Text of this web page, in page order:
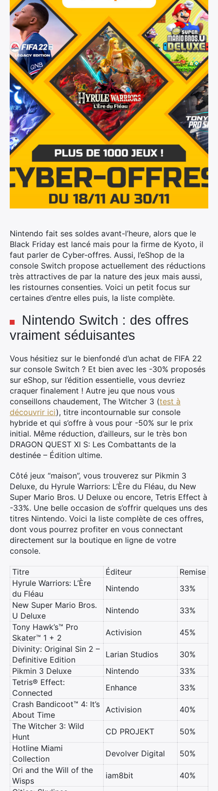
Nintendo fait ses soldes avant-l’heure, alors que le
Black Friday est lancé mais pour la firme de Kyoto, il
faut parler de Cyber-offres. Aussi, l’eShop de la
console Switch propose actuellement des réductions
très attractives de par la nature des jeux mais aussi,
les ristournes consenties. Voici un petit focus sur
certaines d’entre elles puis, la liste complète.
Nintendo Switch : des offres
vraiment séduisantes
Vous hésitiez sur le bienfondé d’un achat de FIFA 22
sur console Switch ? Et bien avec les -30% proposés
sur eShop, sur l’édition essentielle, vous devriez
craquer finalement ! Autre jeu que nous vous
conseillons chaudement, The Witcher 3 (test à
découvrir ici), titre incontournable sur console
hybride et qui s’offre à vous pour -50% sur le prix
initial. Même réduction, d’ailleurs, sur le très bon
DRAGON QUEST XI S: Les Combattants de la
destinée – Édition ultime.
Côté jeux “maison”, vous trouverez sur Pikmin 3
Deluxe, du Hyrule Warriors: L’Ère du Fléau, du New
Super Mario Bros. U Deluxe ou encore, Tetris Effect à
-33%. Une belle occasion de s’offrir quelques uns des
titres Nintendo. Voici la liste complète de ces offres,
dont vous pourrez profiter en vous connectant
directement sur la boutique en ligne de votre
console.
Titre Éditeur
Remise
Hyrule Warriors: L’Ère
du Fléau
Nintendo
33%
New Super Mario Bros.
U Deluxe
Nintendo
33%
Tony Hawk’s™ Pro
Skater™ 1 + 2
Activision
45%
Divinity: Original Sin 2 –
Definitive Edition
Larian Studios
30%
Pikmin 3 Deluxe
Nintendo
33%
Tetris® Effect:
Connected
Enhance
33%
Crash Bandicoot™ 4: It’s
About Time
Activision
40%
The Witcher 3: Wild
Hunt
CD PROJEKT
50%
Hotline Miami
Collection
Devolver Digital
50%
Ori and the Will of the
Wisps
iam8bit
40%